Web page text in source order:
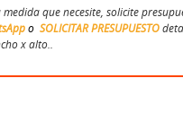
medida que necesite, solicite
o SOLICITAR PRESUPUESTO
x alto..